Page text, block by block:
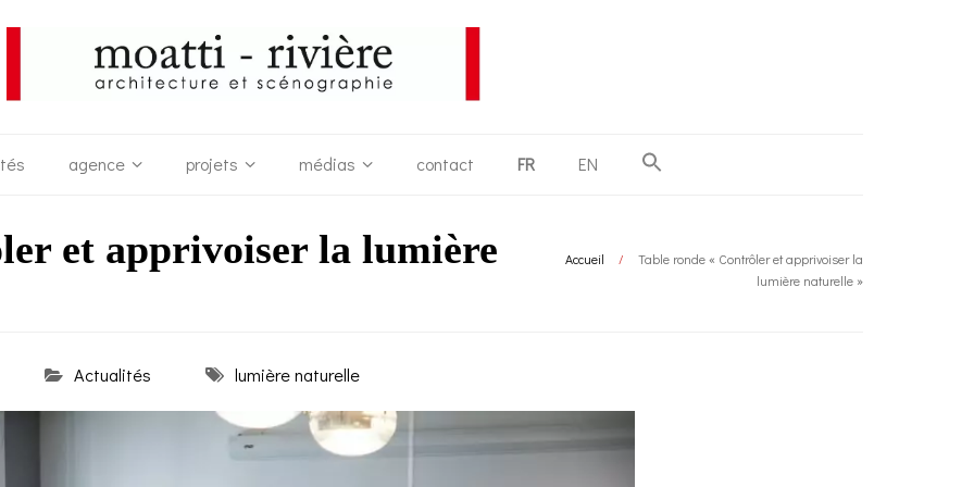
agence projets médias contact FR EN
et apprivoiser la lumière
Accueil /
Table ronde « Contrôler et apprivoiser la
lumière naturelle »
Actualités lumière naturelle